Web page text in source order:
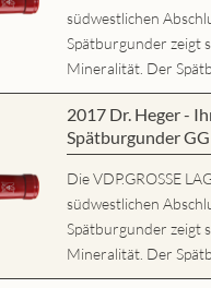
südwestlichen
Spätburgunder zeigt
Mineralität. Der
2017 Dr. Heger -
Spätburgunder GG
Die VDP.GROSSE
südwestlichen
Spätburgunder zeigt
Mineralität. Der